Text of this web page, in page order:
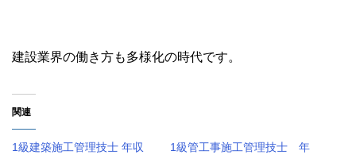
建設業界の働き方も多様化の時代です。
関連
1級建築施工管理技士 年収
1級管工事施工管理技士 年